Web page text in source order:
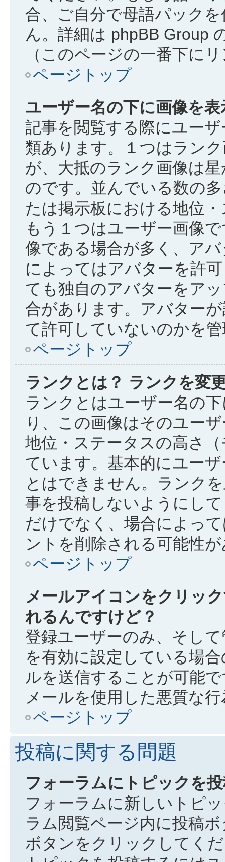
合、ご自分で母語パック
ん。詳細は phpBB Group
（このページの一番下に
ページトップ
ユーザー名の下に画像を
記事を閲覧する際にユー
類あります。１つはラン
が、大抵のランク画像は
のです。並んでいる数の
たは掲示板における地位
もう１つはユーザー画像
像である場合が多く、ア
によってはアバターを許
ても独自のアバターをア
合があります。アバター
て許可していないのかを
ページトップ
ランクとは？ ランクを変
ランクとはユーザー名の
り、この画像はそのユー
地位・ステータスの高さ
ています。基本的にユー
とはできません。ランク
事を投稿しないようにし
だけでなく、場合によっ
ントを削除される可能性
ページトップ
メールアイコンをクリッ
れるんですけど？
登録ユーザーのみ、そし
を有効に設定している場
ルを送信することが可能
メールを使用した悪質な
ページトップ
投稿に関する問題
フォーラムにトピックを
フォーラムに新しいトピ
ラム閲覧ページ内に投稿
ボタンをクリックしてく